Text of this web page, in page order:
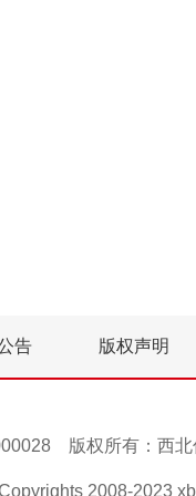
告 版权声明
版权所有：西北
2008-2023